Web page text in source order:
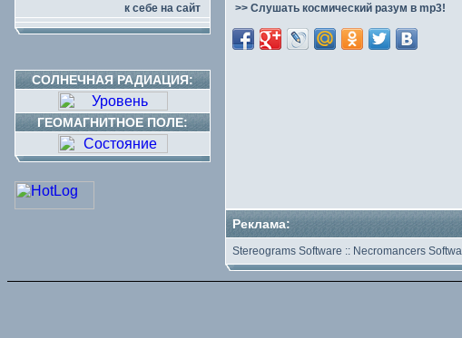
к себе на сайт
СОЛНЕЧНАЯ РАДИАЦИЯ:
ГЕОМАГНИТНОЕ ПОЛЕ:
>> Слушать космический разум в mp3!
Реклама:
Stereograms Software :: Necromancers